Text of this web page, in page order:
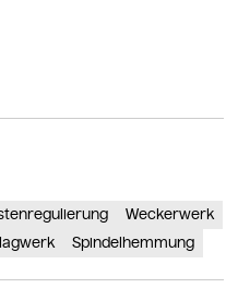
Weckerwerk
Spindelhemmung